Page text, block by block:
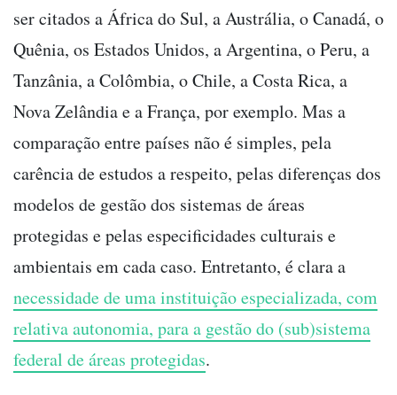
ser citados a África do Sul, a Austrália, o Canadá, o
Quênia, os Estados Unidos, a Argentina, o Peru, a
Tanzânia, a Colômbia, o Chile, a Costa Rica, a
Nova Zelândia e a França, por exemplo. Mas a
comparação entre países não é simples, pela
carência de estudos a respeito, pelas diferenças dos
modelos de gestão dos sistemas de áreas
protegidas e pelas especificidades culturais e
ambientais em cada caso. Entretanto, é clara a
necessidade de uma instituição especializada, com
relativa autonomia, para a gestão do (sub)sistema
federal de áreas protegidas.